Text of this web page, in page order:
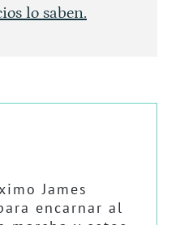
lo saben.
James
encarnar al